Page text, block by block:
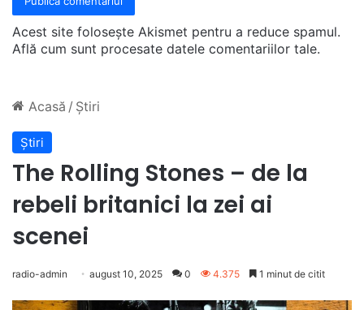
Acest site folosește Akismet pentru a reduce spamul.
Află cum sunt procesate datele comentariilor tale.